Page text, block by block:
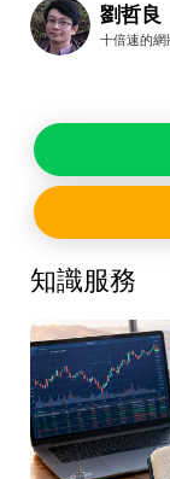
劉哲良
十倍速的網
知識服務